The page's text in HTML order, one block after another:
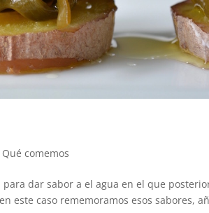
Qué comemos
para dar sabor a el agua en el que
este caso rememoramos esos sabores,